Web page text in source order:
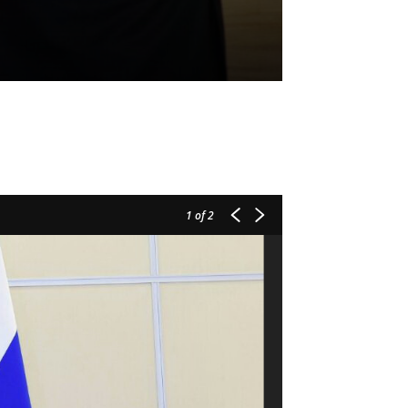
1 of 2